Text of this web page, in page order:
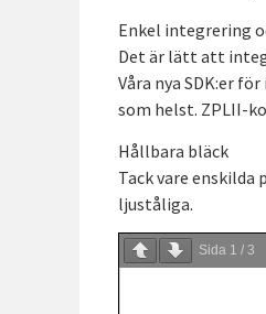
Enkel integrering
Det är lätt att
Våra nya SDK:er
som helst. ZPLII-
Hållbara bläck
Tack vare
ljuståliga.
Sida 1 / 3